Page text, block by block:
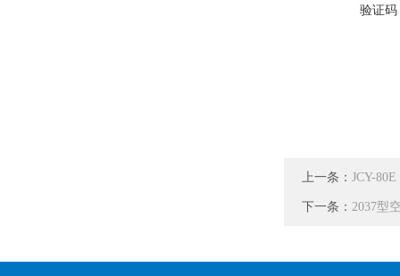
验证码
上一条： JCY-
下一条： 2037型